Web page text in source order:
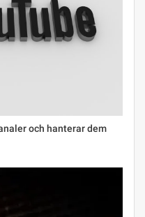
och hanterar dem